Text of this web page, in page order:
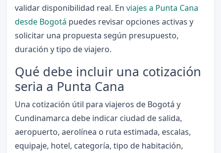
validar disponibilidad real. En viajes a Punta Cana
desde Bogotá puedes revisar opciones activas y
solicitar una propuesta según presupuesto,
duración y tipo de viajero.
Qué debe incluir una cotización
seria a Punta Cana
Una cotización útil para viajeros de Bogotá y
Cundinamarca debe indicar ciudad de salida,
aeropuerto, aerolínea o ruta estimada, escalas,
equipaje, hotel, categoría, tipo de habitación,